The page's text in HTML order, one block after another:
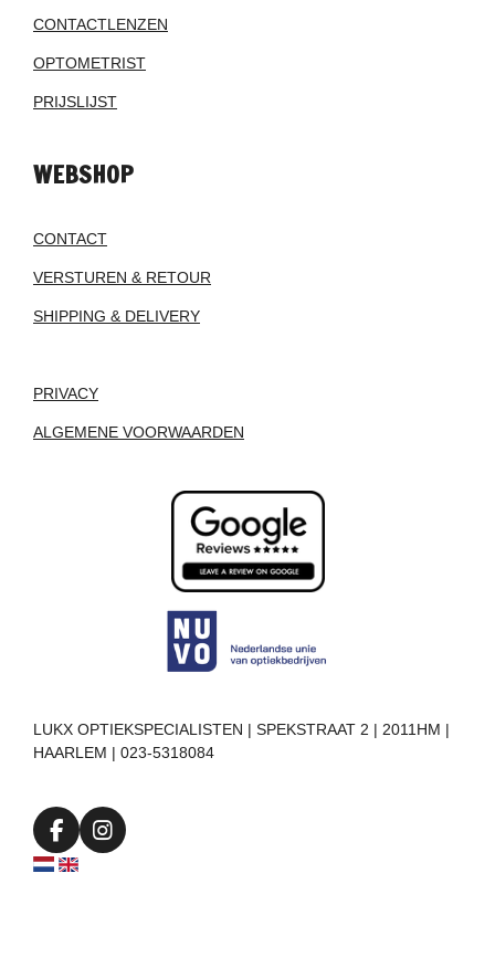
CONTACTLENZEN
OPTOMETRIST
PRIJSLIJST
WEBSHOP
CONTACT
VERSTUREN & RETOUR
SHIPPING & DELIVERY
PRIVACY
ALGEMENE VOORWAARDEN
LUKX OPTIEKSPECIALISTEN | SPEKSTRAAT 2 | 2011HM |
HAARLEM | 023-5318084
F
a
I